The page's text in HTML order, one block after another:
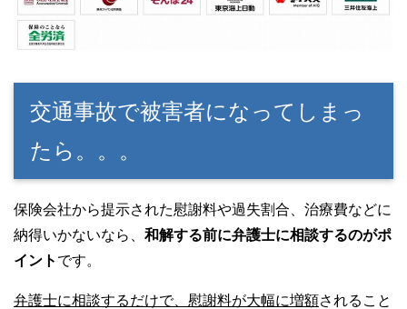
交通事故で被害者になってしまっ
たら。。。
保険会社から提示された慰謝料や過失割合、治療費などに
納得いかないなら、 和解する前に弁護士に相談するのがポ
イント です。
弁護士に相談するだけで、慰謝料が大幅に増額されること